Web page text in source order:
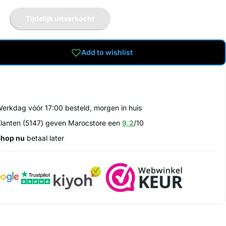
Tijdelijk uitverkocht
Add to wishlist
vóór 17:00 besteld, morgen in huis
(5147) geven Marocstore een9.2/10
nu betaal later